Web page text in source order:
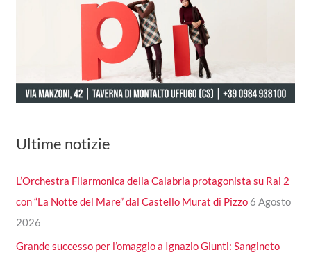
Ultime notizie
L’Orchestra Filarmonica della Calabria protagonista su Rai 2
con “La Notte del Mare” dal Castello Murat di Pizzo 6 Agosto
2026
Grande successo per l’omaggio a Ignazio Giunti: Sangineto